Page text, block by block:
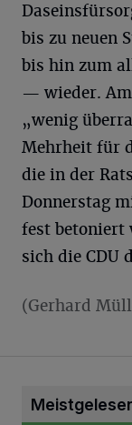
bis zu neuen
bis hin zum
— wieder.
„wenig
Mehrheit für
die in der
Donnerstag
fest betoniert
sich die CDU
(Gerhard